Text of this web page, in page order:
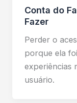
Conta do
Fazer
Perder o
porque ela
experiências
usuário.